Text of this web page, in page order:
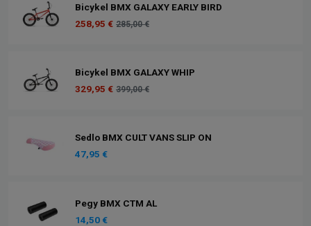
Bicykel BMX GALAXY EARLY BIRD
258,95 € 285,00 €
Bicykel BMX GALAXY WHIP
329,95 € 399,00 €
Sedlo BMX CULT VANS SLIP ON
47,95 €
Pegy BMX CTM AL
14,50 €